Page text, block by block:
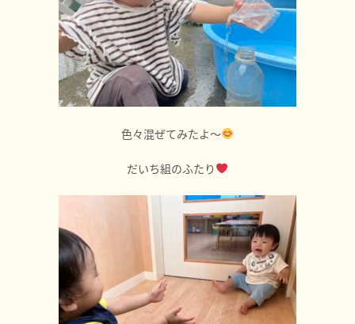
色々混ぜてみたよ〜
だいち組のふたり